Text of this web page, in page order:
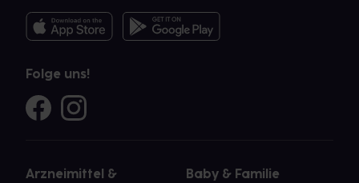
Folge uns!
Arzneimittel &
Baby & Familie